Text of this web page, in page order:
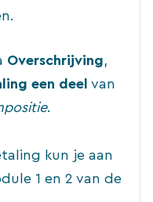
Overschrijving,
een deel van
.
kun je aan
1 en 2 van de